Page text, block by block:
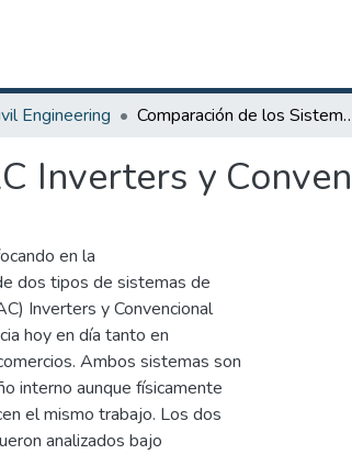
Engineering Comparación de los
Inverters y
en la
dos tipos de sistemas de
Inverters y Convencional
hoy en día tanto en
Ambos sistemas son
interno aunque físicamente
el mismo trabajo. Los dos
analizados bajo